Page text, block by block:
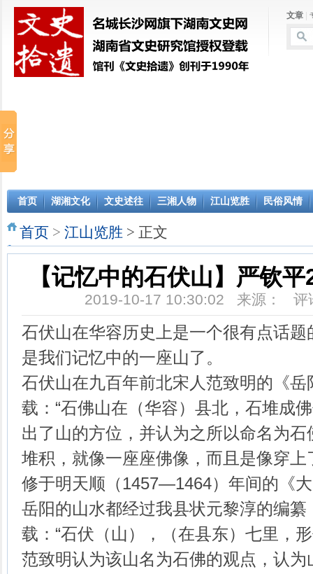
文章
首页 湖湘文化 文史述往 三湘人物 江山览胜 民俗风情
首页 > 江山览胜 > 正文
【记忆中的石伏山】严钦
2019-10-17 10:30:02 来源： 评
石伏山在华容历史上是一个很有点话
是我们记忆中的一座山了。
石伏山在九百年前北宋人范致明的《
载：“石佛山在（华容）县北，石堆成
出了山的方位，并认为之所以命名为
堆积，就像一座座佛像，而且是像穿上
修于明天顺（1457—1464）年间的《
岳阳的山水都经过我县状元黎淳的编
载：“石伏（山），（在县东）七里，
范致明认为该山名为石佛的观点，认